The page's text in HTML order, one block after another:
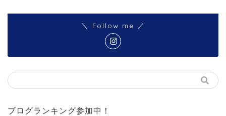
＼ Follow me ／
ブログランキング参加中！